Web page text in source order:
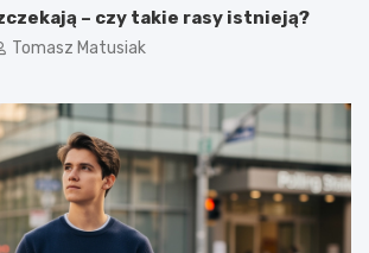
– czy takie rasy istnieją?
Tomasz Matusiak